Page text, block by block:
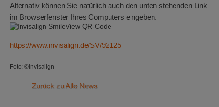
Alternativ können Sie natürlich auch den unten stehenden Link
im Browserfenster Ihres Computers eingeben.
https://www.invisalign.de/SV/92125
Foto: ©Invisalign
Zurück zu Alle News